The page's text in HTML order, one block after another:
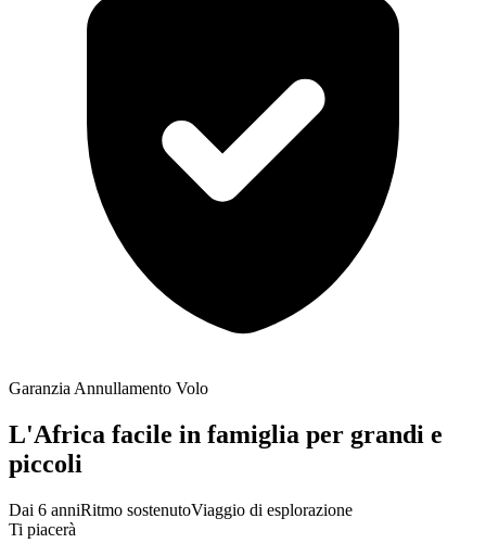
Garanzia Annullamento Volo
L'Africa facile in famiglia per grandi e
piccoli
Dai 6 anniRitmo sostenutoViaggio di esplorazione
Ti piacerà